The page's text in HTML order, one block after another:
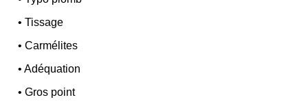
•Tissage
•Carmélites
•Adéquation
•Gros point